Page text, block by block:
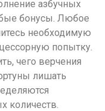
азбучных
бонусы. Любое
необходимую
попытку.
чего верчения
лишать
количеств.